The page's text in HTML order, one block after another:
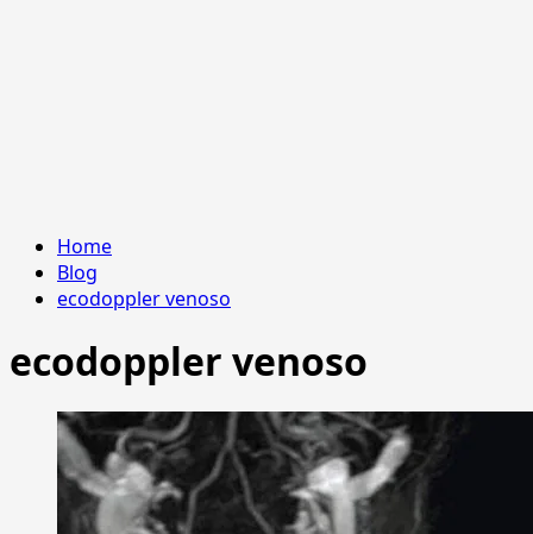
Home
Blog
ecodoppler venoso
ecodoppler venoso